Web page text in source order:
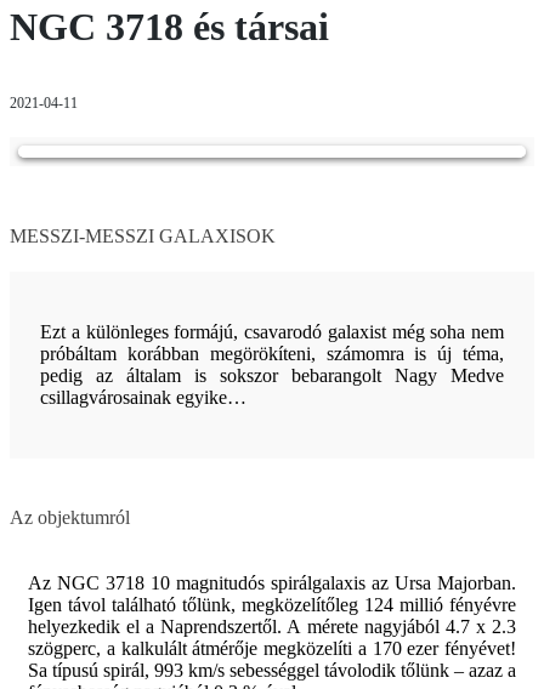
NGC 3718 és társai
2021-04-11
MESSZI-MESSZI GALAXISOK
Ezt a különleges formájú, csavarodó galaxist még soha nem
próbáltam korábban megörökíteni, számomra is új téma,
pedig az általam is sokszor bebarangolt Nagy Medve
csillagvárosainak egyike…
Az objektumról
Az NGC 3718 10 magnitudós spirálgalaxis az Ursa Majorban.
Igen távol található tőlünk, megközelítőleg 124 millió fényévre
helyezkedik el a Naprendszertől. A mérete nagyjából 4.7 x 2.3
szögperc, a kalkulált átmérője megközelíti a 170 ezer fényévet!
Sa típusú spirál, 993 km/s sebességgel távolodik tőlünk – azaz a